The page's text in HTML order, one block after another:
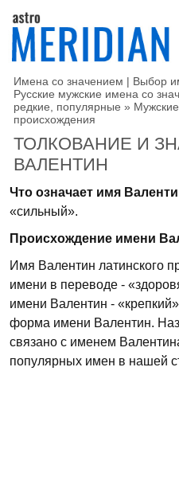
Имена со значением | Выбор
Русские мужские имена со
редкие, популярные »
происхождения
ТОЛКОВАНИЕ И
ВАЛЕНТИН
Что означает имя
«сильный».
Происхождение имени
Имя Валентин латинского
имени в переводе -
имени Валентин -
форма имени Валентин.
связано с именем
популярных имен в нашей